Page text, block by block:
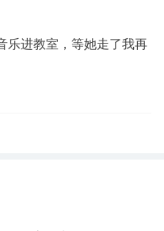
乐进教室，等她走了我再